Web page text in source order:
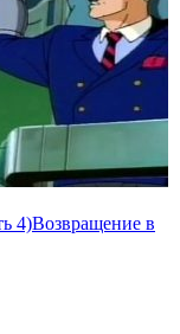
Возвращение в